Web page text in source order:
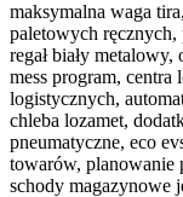
maksymalna waga
paletowych ręcznych,
regał biały
mess program,
logistycznych,
chleba lozamet,
pneumatyczne, eco
towarów, planowanie
schody magazynowe